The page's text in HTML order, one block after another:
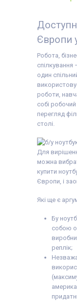
Операційна
Windows 10
Ноутбук,
пристрій,
клавіші
опція
гарантійний
екрану:
Кількість
процесора: 4
Процесор:
Покоління
AMD Ryzen
Відеокарта:
Radeon RX
(Ryzen
1500 МГц)
Оперативна
8 GB (DDR4)
Об'єм
240 GB SSD
Клас:
Для
Вага: 1.5-2кг
Операційна
Windows 10
Ноутбук,
клавіші
опція
видаткова
Європи
Робота,
спілкування
один
роботи,
собі
перегляд
столі.
Для
можна
купити
Європи, і
Які ще є
Бу
собою
реплік;